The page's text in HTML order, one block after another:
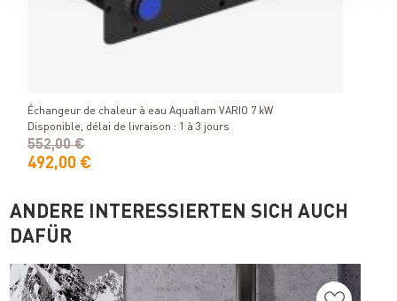
Échangeur de chaleur à eau Aquaflam VARIO 7 kW
Disponible, délai de livraison : 1 à 3 jours
492,00 €
552,00 €
ANDERE INTERESSIERTEN SICH AUCH
DAFÜR